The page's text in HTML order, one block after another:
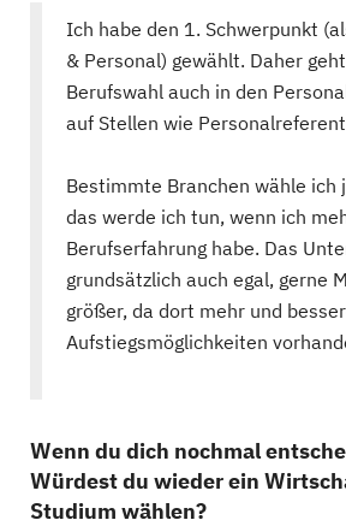
Ich habe den 1. Schwerpunkt
& Personal) gewählt. Daher
Berufswahl auch in den
auf Stellen wie
Bestimmte Branchen wähle ich
das werde ich tun, wenn ich
Berufserfahrung habe. Das
grundsätzlich auch egal, gerne
größer, da dort mehr und
Aufstiegsmöglichkeiten
Wenn du dich nochmal
Würdest du wieder ein
Studium wählen?